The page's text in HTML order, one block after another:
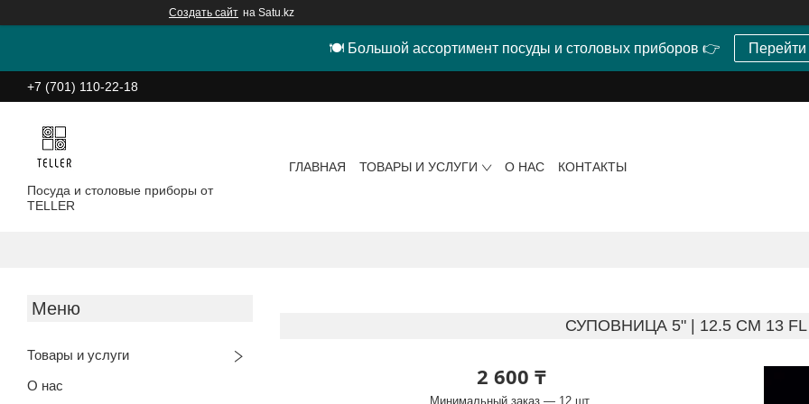
Создать сайт на Satu.kz
🍽 Большой ассортимент посуды и столовых приборов 👉
+7 (701) 110-22-18
Посуда и столовые приборы от
TELLER
ГЛАВНАЯ ТОВАРЫ И УСЛУГИ О НАС КОНТАКТЫ
Товары и услуги
О нас
СУПОВНИЦА 5" | 12.5 CM 13 FL
2 600 ₸
Минимальный заказ — 12 шт.